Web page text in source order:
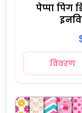
पेप्पा पिग
विवरण